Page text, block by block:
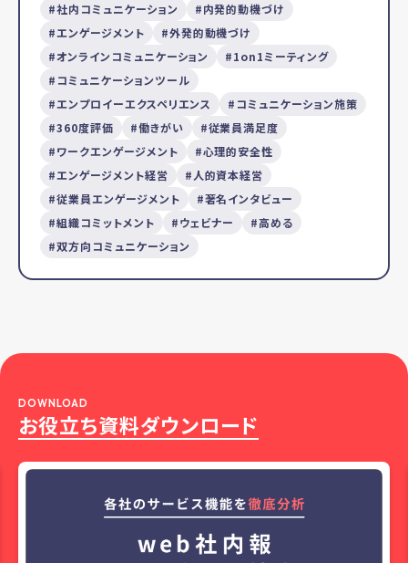
社内コミュニケーション
内発的動機づけ
エンゲージメント
外発的動機づけ
オンラインコミュニケーション
1on1ミーティング
コミュニケーションツール
エンプロイーエクスペリエンス
コミュニケーション施策
360度評価
働きがい
従業員満足度
ワークエンゲージメント
心理的安全性
エンゲージメント経営
人的資本経営
従業員エンゲージメント
著名インタビュー
組織コミットメント
ウェビナー
高める
双方向コミュニケーション
お役立ち資料ダウンロード
DOWNLOAD